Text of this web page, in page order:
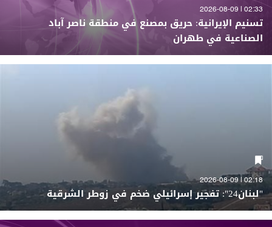
02:33 | 2026-08-09
تسنيم الإيرانية: حريق بمصنع في منطقة ناصر آباد
الصناعية في طهران
02:18 | 2026-08-09
"لبنان24": تفجير إسرائيلي ضخم في زوطر الشرقية